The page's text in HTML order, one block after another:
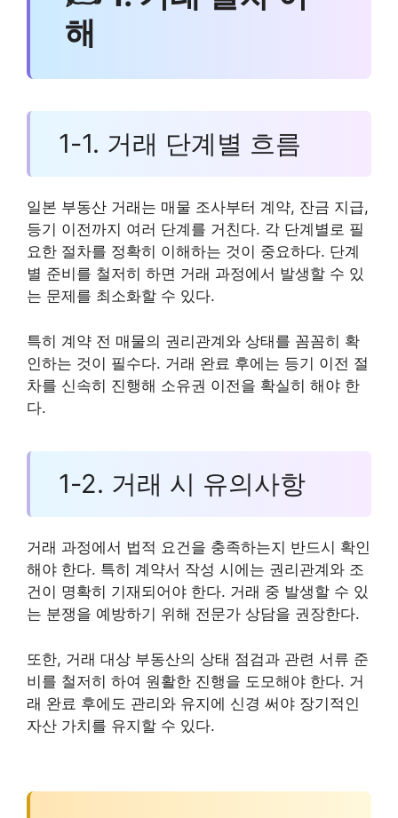
해
1-1. 거래 단계별 흐름
일본 부동산 거래는 매물 조사부터 계약, 잔금 지급,
등기 이전까지 여러 단계를 거친다. 각 단계별로 필
요한 절차를 정확히 이해하는 것이 중요하다. 단계
별 준비를 철저히 하면 거래 과정에서 발생할 수 있
는 문제를 최소화할 수 있다.
특히 계약 전 매물의 권리관계와 상태를 꼼꼼히 확
인하는 것이 필수다. 거래 완료 후에는 등기 이전 절
차를 신속히 진행해 소유권 이전을 확실히 해야 한
다.
1-2. 거래 시 유의사항
거래 과정에서 법적 요건을 충족하는지 반드시 확인
해야 한다. 특히 계약서 작성 시에는 권리관계와 조
건이 명확히 기재되어야 한다. 거래 중 발생할 수 있
는 분쟁을 예방하기 위해 전문가 상담을 권장한다.
또한, 거래 대상 부동산의 상태 점검과 관련 서류 준
비를 철저히 하여 원활한 진행을 도모해야 한다. 거
래 완료 후에도 관리와 유지에 신경 써야 장기적인
자산 가치를 유지할 수 있다.